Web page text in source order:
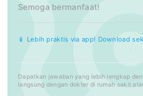
Semoga bermanfaat!
📱 Lebih praktis via app! Download
Dapatkan jawaban yang lebih lengkap
langsung dengan dokter di rumah sakit